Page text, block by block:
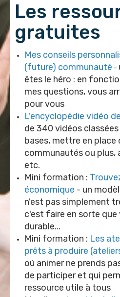
Les
gratuites
Mes conseils
(future) communauté -
êtes le héro : en
mes questions, vous
pour vous
L'encyclopédie vidéo
de 340 vidéos
bases, mettre en place
communautés ou plus,
etc.
Mini formation :
économique - un
n'est pas simplement
c'est faire en sorte
durable...
Mini formation : Les
prêts à produire
où animer ne prends
de participer et qui
ressource utile à tous